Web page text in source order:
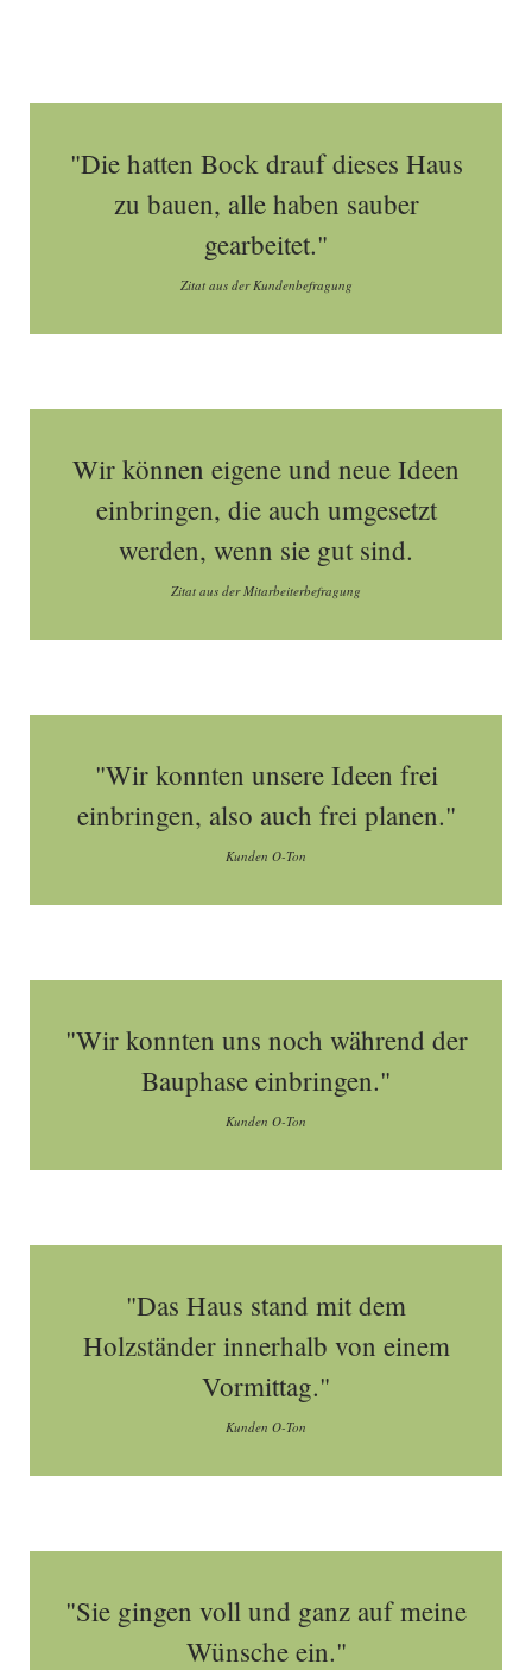
"Die hatten Bock drauf dieses Haus
zu bauen, alle haben sauber
gearbeitet."
Zitat aus der Kundenbefragung
Wir können eigene und neue Ideen
einbringen, die auch umgesetzt
werden, wenn sie gut sind.
Zitat aus der Mitarbeiterbefragung
"Wir konnten unsere Ideen frei
einbringen, also auch frei planen."
Kunden O-Ton
"Wir konnten uns noch während der
Bauphase einbringen."
Kunden O-Ton
"Das Haus stand mit dem
Holzständer innerhalb von einem
Vormittag."
Kunden O-Ton
"Sie gingen voll und ganz auf meine
Wünsche ein."